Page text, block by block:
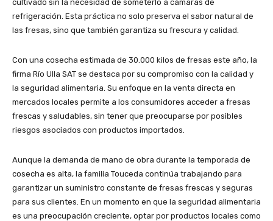
cultivado sin la necesidad de someterlo a cámaras de
refrigeración. Esta práctica no solo preserva el sabor natural de
las fresas, sino que también garantiza su frescura y calidad.
Con una cosecha estimada de 30.000 kilos de fresas este año, la
firma Río Ulla SAT se destaca por su compromiso con la calidad y
la seguridad alimentaria. Su enfoque en la venta directa en
mercados locales permite a los consumidores acceder a fresas
frescas y saludables, sin tener que preocuparse por posibles
riesgos asociados con productos importados.
Aunque la demanda de mano de obra durante la temporada de
cosecha es alta, la familia Touceda continúa trabajando para
garantizar un suministro constante de fresas frescas y seguras
para sus clientes. En un momento en que la seguridad alimentaria
es una preocupación creciente, optar por productos locales como